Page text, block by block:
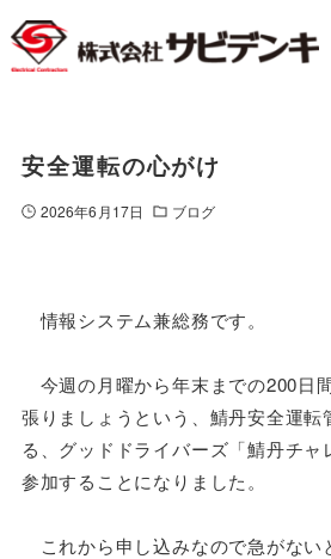
安全運転の心がけ
2026年6月17日 ブログ
情報システム兼総務です。
今週の月曜から年末までの200日
張りましょうという、鯖丹安全運転
る、グッドドライバーズ「鯖丹チャ
参加することになりました。
これから申し込みなので急がない